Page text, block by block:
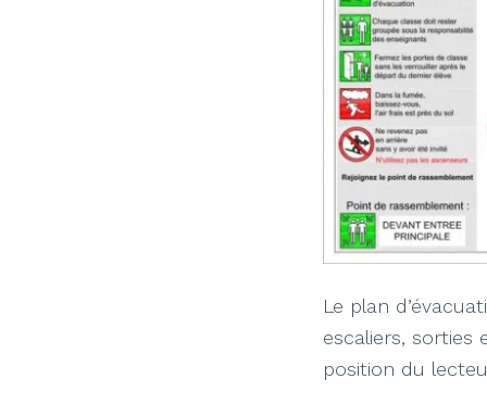
Le plan
escaliers, sorties
position du